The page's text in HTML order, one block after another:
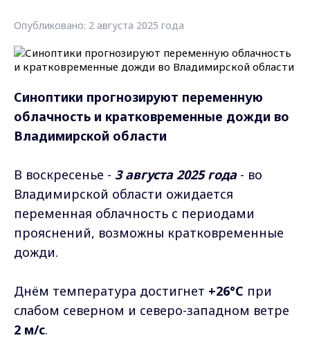
Опубликовано: 2 августа 2025 года
Синоптики прогнозируют переменную
облачность и кратковременные дожди во
Владимирской области
В воскресенье - 3 августа 2025 года- во
Владимирской области ожидается
переменная облачность с периодами
прояснений, возможны кратковременные
дожди.
Днём температура достигнет +26°C при
слабом северном и северо-западном ветре
2 м/с.